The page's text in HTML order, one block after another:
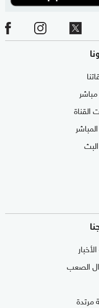
مباشر
القناة
الصعب